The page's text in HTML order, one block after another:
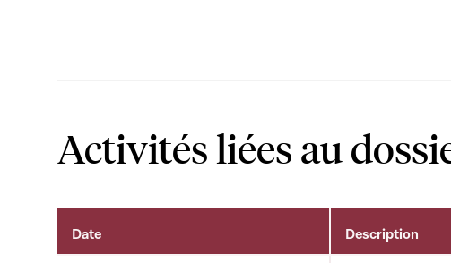
Activités liées au
Date Description